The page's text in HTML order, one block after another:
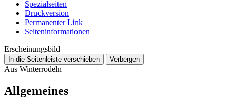
Spezialseiten
Druckversion
Permanenter Link
Seiten­­informationen
Erscheinungsbild
In die Seitenleiste verschieben Verbergen
Aus Winterrodeln
Allgemeines